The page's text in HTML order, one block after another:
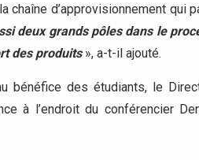
chaîne d’approvisionnement qui
deux grands pôles dans le
des produits», a-t-il ajouté.
des étudiants, le
à l’endroit du conférencier